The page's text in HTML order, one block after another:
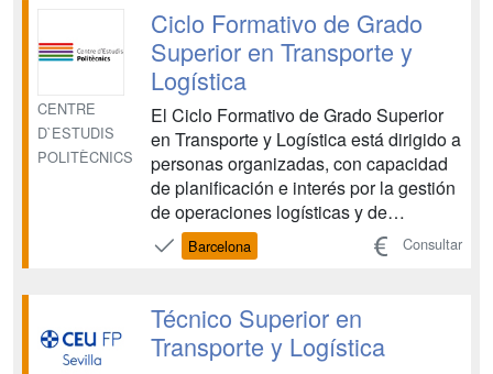
Transporte y Logística, dotándote de las
habilidades necesarias para ...
CENTRE
D`ESTUDIS
POLITÈCNICS
Ciclo Formativo de Grado
Superior en Transporte y
Logística
El Ciclo Formativo de Grado Superior
en Transporte y Logística está dirigido a
personas organizadas, con capacidad
de planificación e interés por la gestión
de operaciones logísticas y de
transporte. Aprenderás a coordinar
actividades de transporte de
operaciones logísticas, optimizar rutas y
controlar la cadena de ...
Barcelona Consultar
Técnico Superior en
Transporte y Logística